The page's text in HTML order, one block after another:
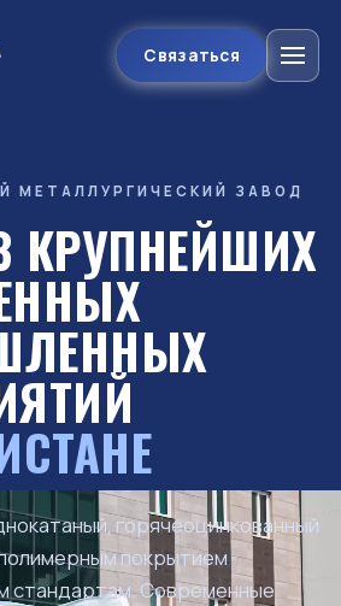
Связаться
МЕТАЛЛУРГИЧЕСКИЙ ЗАВОД
КРУПНЕЙШИХ
горячеоцинкованный
покрытием
стандартам. Современные